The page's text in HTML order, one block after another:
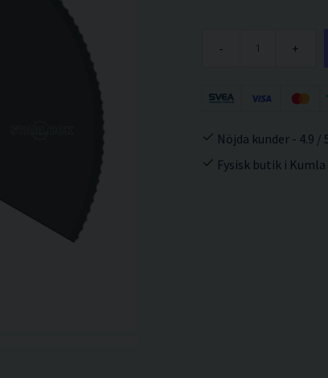
- +
Nöjda kunder - 4.9
Fysisk butik i Kumla